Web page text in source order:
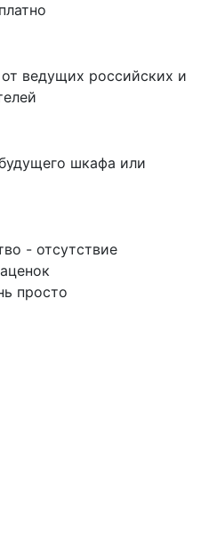
ведущих российских и
шкафа или
- отсутствие
просто